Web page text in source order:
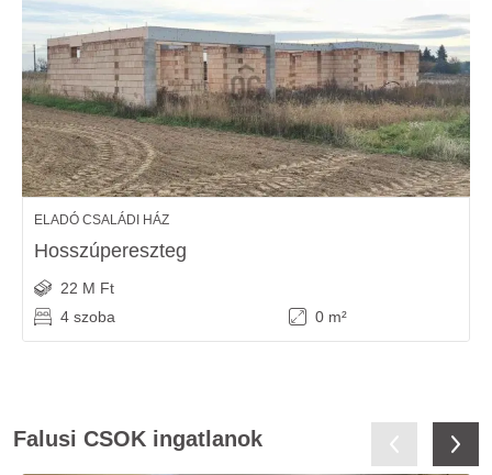
ELADÓ CSALÁDI HÁZ
Hosszúpereszteg
22 M Ft
4 szoba
0 m²
Falusi CSOK ingatlanok